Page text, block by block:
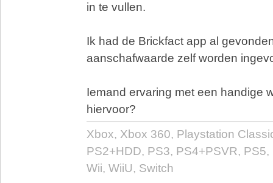
in te vullen.
Ik had de Brickfact app al
aanschafwaarde zelf worden
Iemand ervaring met een handige
hiervoor?
Xbox, Xbox 360, Playstation
PS2+HDD, PS3, PS4+PSVR,
Wii, WiiU, Switch